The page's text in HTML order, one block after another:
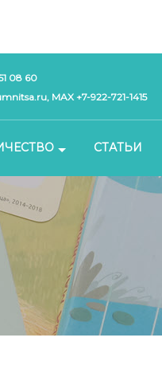
08 60
MAX +7-922-721-1415
СТАТЬИ